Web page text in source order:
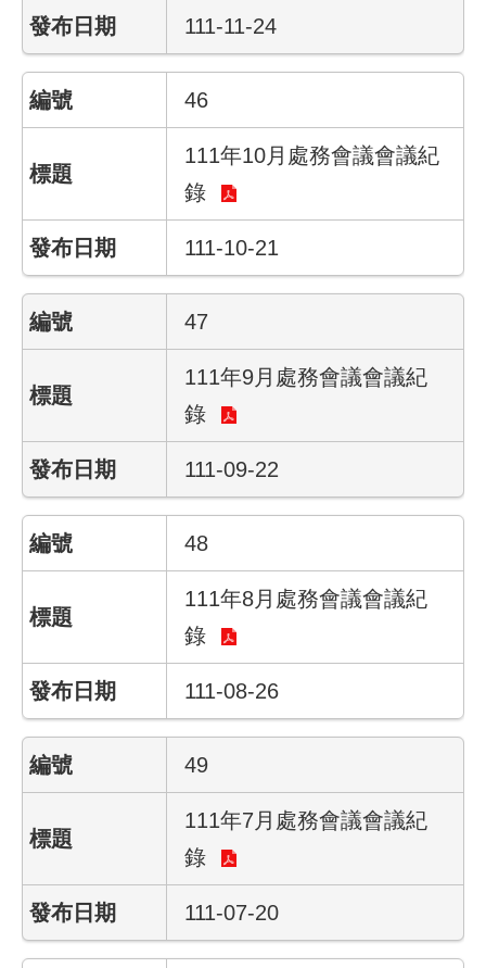
回
首
陳
系
統
常
見
語
詞
勞
動
市
政
府
臺
通
聯
絡
我
111-11-24
46
111年10月處務會議會議紀
錄
111-10-21
47
111年9月處務會議會議紀
錄
111-09-22
48
111年8月處務會議會議紀
錄
111-08-26
49
111年7月處務會議會議紀
錄
111-07-20